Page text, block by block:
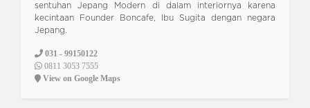
sentuhan Jepang Modern di dalam interiornya karena
kecintaan Founder Boncafe, Ibu Sugita dengan negara
Jepang.
031 - 99150122
0811 3053 7555
View on Google Maps